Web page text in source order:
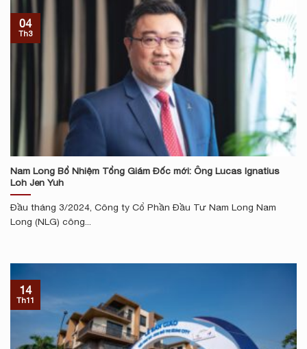
Nam Long Bổ Nhiệm Tổng Giám Đốc mới: Ông Lucas Ignatius
Loh Jen Yuh
Đầu tháng 3/2024, Công ty Cổ Phần Đầu Tư Nam Long Nam
Long (NLG) công...
04
Th3
14
Th11